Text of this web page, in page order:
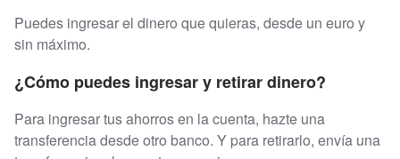
Puedes ingresar el dinero que quieras, desde un euro y
sin máximo.
¿Cómo puedes ingresar y retirar dinero?
Para ingresar tus ahorros en la cuenta, hazte una
transferencia desde otro banco. Y para retirarlo, envía una